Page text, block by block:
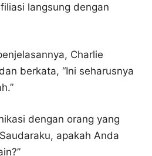
langsung dengan
Charlie
berkata, “Ini seharusnya
dengan orang yang
apakah Anda